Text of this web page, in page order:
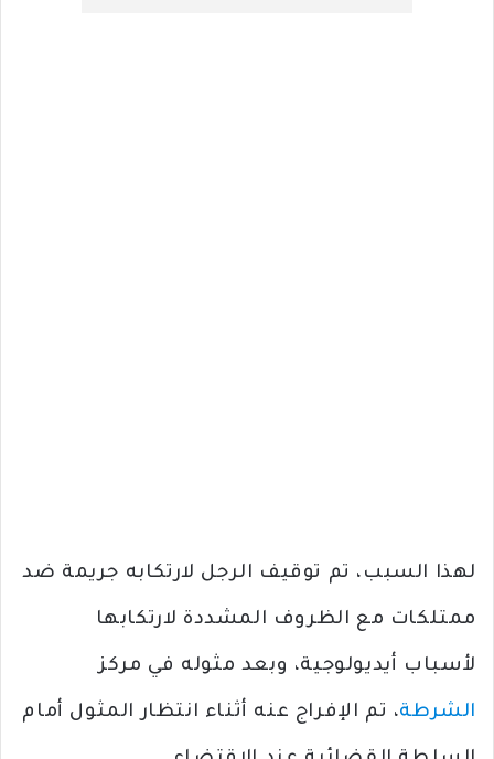
لهذا السبب، تم توقيف الرجل لارتكابه جريمة ضد
ممتلكات مع الظروف المشددة لارتكابها
لأسباب أيديولوجية، وبعد مثوله في مركز
الشرطة، تم الإفراج عنه أثناء انتظار المثول أمام